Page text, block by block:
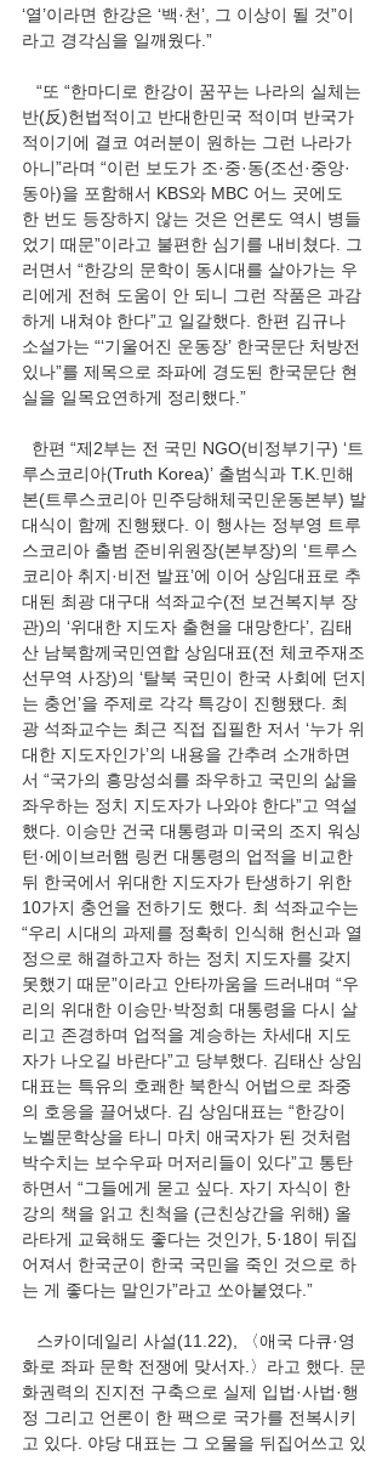
‘열’이라면 한강은 ‘백·천’, 그 이상이 될 것”이
라고 경각심을 일깨웠다.”
“또 “한마디로 한강이 꿈꾸는 나라의 실체는
반(反)헌법적이고 반대한민국 적이며 반국가
적이기에 결코 여러분이 원하는 그런 나라가
아니”라며 “이런 보도가 조·중·동(조선·중앙·
동아)을 포함해서 KBS와 MBC 어느 곳에도
한 번도 등장하지 않는 것은 언론도 역시 병들
었기 때문”이라고 불편한 심기를 내비쳤다. 그
러면서 “한강의 문학이 동시대를 살아가는 우
리에게 전혀 도움이 안 되니 그런 작품은 과감
하게 내쳐야 한다”고 일갈했다. 한편 김규나
소설가는 “‘기울어진 운동장’ 한국문단 처방전
있나”를 제목으로 좌파에 경도된 한국문단 현
실을 일목요연하게 정리했다.”
한편 “제2부는 전 국민 NGO(비정부기구) ‘트
루스코리아(Truth Korea)’ 출범식과 T.K.민해
본(트루스코리아 민주당해체국민운동본부) 발
대식이 함께 진행됐다. 이 행사는 정부영 트루
스코리아 출범 준비위원장(본부장)의 ‘트루스
코리아 취지·비전 발표’에 이어 상임대표로 추
대된 최광 대구대 석좌교수(전 보건복지부 장
관)의 ‘위대한 지도자 출현을 대망한다’, 김태
산 남북함께국민연합 상임대표(전 체코주재조
선무역 사장)의 ‘탈북 국민이 한국 사회에 던지
는 충언’을 주제로 각각 특강이 진행됐다. 최
광 석좌교수는 최근 직접 집필한 저서 ‘누가 위
대한 지도자인가’의 내용을 간추려 소개하면
서 “국가의 흥망성쇠를 좌우하고 국민의 삶을
좌우하는 정치 지도자가 나와야 한다”고 역설
했다. 이승만 건국 대통령과 미국의 조지 워싱
턴·에이브러햄 링컨 대통령의 업적을 비교한
뒤 한국에서 위대한 지도자가 탄생하기 위한
10가지 충언을 전하기도 했다. 최 석좌교수는
“우리 시대의 과제를 정확히 인식해 헌신과 열
정으로 해결하고자 하는 정치 지도자를 갖지
못했기 때문”이라고 안타까움을 드러내며 “우
리의 위대한 이승만·박정희 대통령을 다시 살
리고 존경하며 업적을 계승하는 차세대 지도
자가 나오길 바란다”고 당부했다. 김태산 상임
대표는 특유의 호쾌한 북한식 어법으로 좌중
의 호응을 끌어냈다. 김 상임대표는 “한강이
노벨문학상을 타니 마치 애국자가 된 것처럼
박수치는 보수우파 머저리들이 있다”고 통탄
하면서 “그들에게 묻고 싶다. 자기 자식이 한
강의 책을 읽고 친척을 (근친상간을 위해) 올
라타게 교육해도 좋다는 것인가, 5·18이 뒤집
어져서 한국군이 한국 국민을 죽인 것으로 하
는 게 좋다는 말인가”라고 쏘아붙였다.”
스카이데일리 사설(11.22), 〈애국 다큐·영
화로 좌파 문학 전쟁에 맞서자.〉라고 했다. 문
화권력의 진지전 구축으로 실제 입법·사법·행
정 그리고 언론이 한 팩으로 국가를 전복시키
고 있다. 야당 대표는 그 오물을 뒤집어쓰고 있